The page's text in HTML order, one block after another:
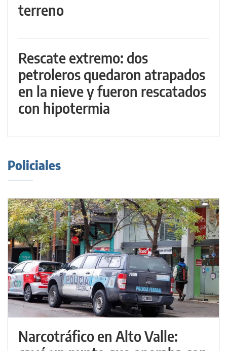
terreno
Rescate extremo: dos
petroleros quedaron atrapados
en la nieve y fueron rescatados
con hipotermia
Policiales
Narcotráfico en Alto Valle: